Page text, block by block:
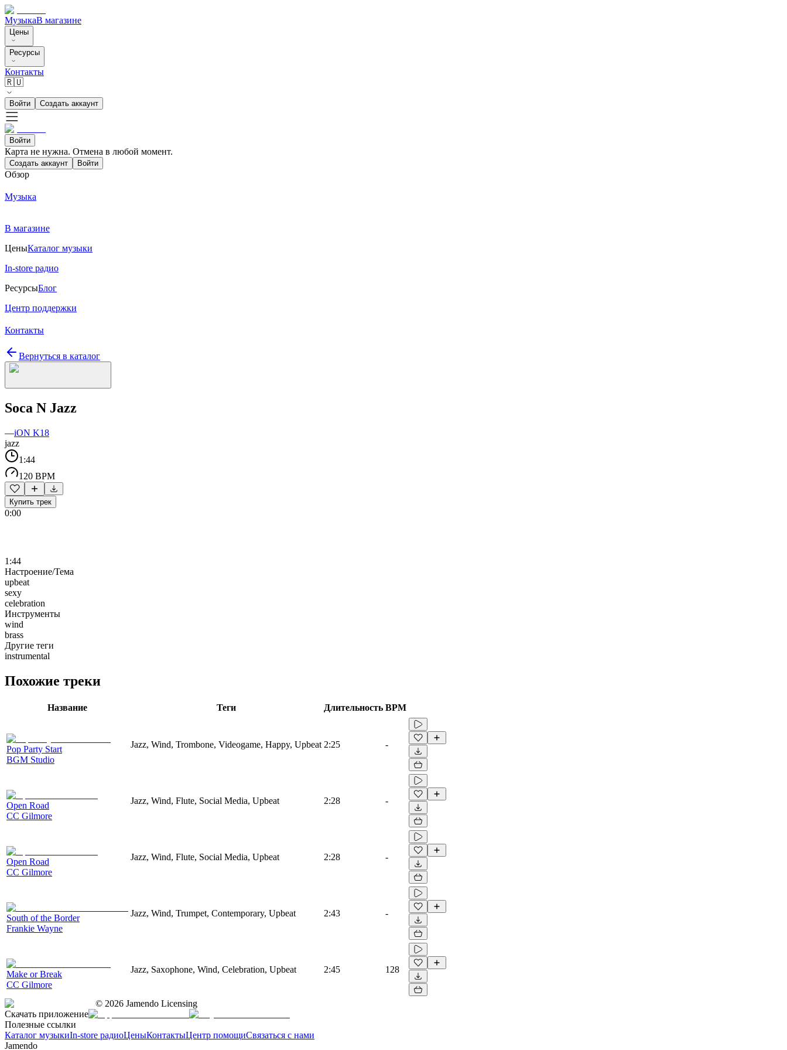
МузыкаВ магазине
Цены
Ресурсы
Контакты
🇷🇺
Войти Создать аккаунт
Войти
Карта не нужна. Отмена в любой момент.
Создать аккаунт Войти
Обзор
Музыка
В магазине
ЦеныКаталог музыки
In-store радио
РесурсыБлог
Центр поддержки
Контакты
Вернуться в каталог
Soca N Jazz
—iON K18
jazz
1:44
120 BPM
Купить трек
0:00
1:44
Настроение/Тема
upbeat
sexy
celebration
Инструменты
wind
brass
Другие теги
instrumental
Похожие треки
Название Теги Длительность BPM
Pop Party Start
BGM Studio
Jazz, Wind, Trombone, Videogame, Happy, Upbeat 2:25 -
Open Road
CC Gilmore
Jazz, Wind, Flute, Social Media, Upbeat 2:28 -
Open Road
CC Gilmore
Jazz, Wind, Flute, Social Media, Upbeat 2:28 -
South of the Border
Frankie Wayne
Jazz, Wind, Trumpet, Contemporary, Upbeat 2:43 -
Make or Break
CC Gilmore
Jazz, Saxophone, Wind, Celebration, Upbeat 2:45 128
© 2026 Jamendo Licensing
Скачать приложение
Полезные ссылки
Каталог музыкиIn-store радиоЦеныКонтактыЦентр помощиСвязаться с нами
Jamendo